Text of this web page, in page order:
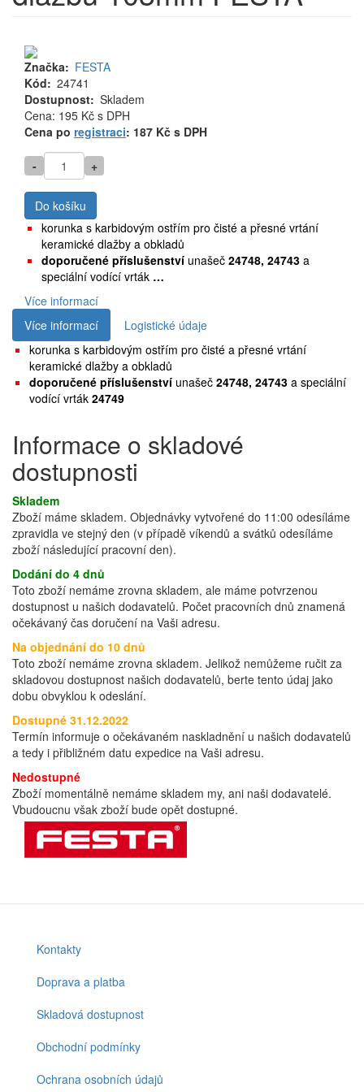
Značka
FESTA
Kód
24741
Dostupnost Skladem
Cena
MJ
Cena: 195 Kč s DPH
Cena po registraci: 187 Kč s DPH
- +
Do košíku
korunka s karbidovým ostřím pro čisté a přesné vrtání
keramické dlažby a obkladů
doporučené příslušenství unašeč 24748, 24743 a
speciální vodící vrták …
Více informací
Více informací
Logistické údaje
korunka s karbidovým ostřím pro čisté a přesné vrtání
keramické dlažby a obkladů
doporučené příslušenství unašeč 24748, 24743 a speciální
vodící vrták 24749
Informace o skladové
dostupnosti
Skladem
Zboží máme skladem. Objednávky vytvořené do 11:00 odesíláme
zpravidla ve stejný den (v případě víkendů a svátků odesíláme
zboží následující pracovní den).
Dodání do 4 dnů
Toto zboží nemáme zrovna skladem, ale máme potvrzenou
dostupnost u našich dodavatelů. Počet pracovních dnů znamená
očekávaný čas doručení na Vaši adresu.
Na objednání do 10 dnů
Toto zboží nemáme zrovna skladem. Jelikož nemůžeme ručit za
skladovou dostupnost našich dodavatelů, berte tento údaj jako
dobu obvyklou k odeslání.
Dostupné 31.12.2022
Termín informuje o očekávaném naskladnění u našich dodavatelů
a tedy i přibližném datu expedice na Vaši adresu.
Nedostupné
Zboží momentálně nemáme skladem my, ani naši dodavatelé.
Vbudoucnu však zboží bude opět dostupné.
Footer
menu
Kontakty
Doprava a platba
Skladová dostupnost
Obchodní podmínky
Ochrana osobních údajů